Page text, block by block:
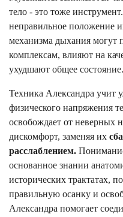
тело - это тоже
неправильное положение
механизма дыхания могут
комплексам, влияют на
ухудшают общее состояние.
Техника Александра учит
физического напряжения
освобождает от
дискомфорт, заменяя их
расслаблением.
основанное знании
исторических трактатах,
правильную осанку и
Александра помогает